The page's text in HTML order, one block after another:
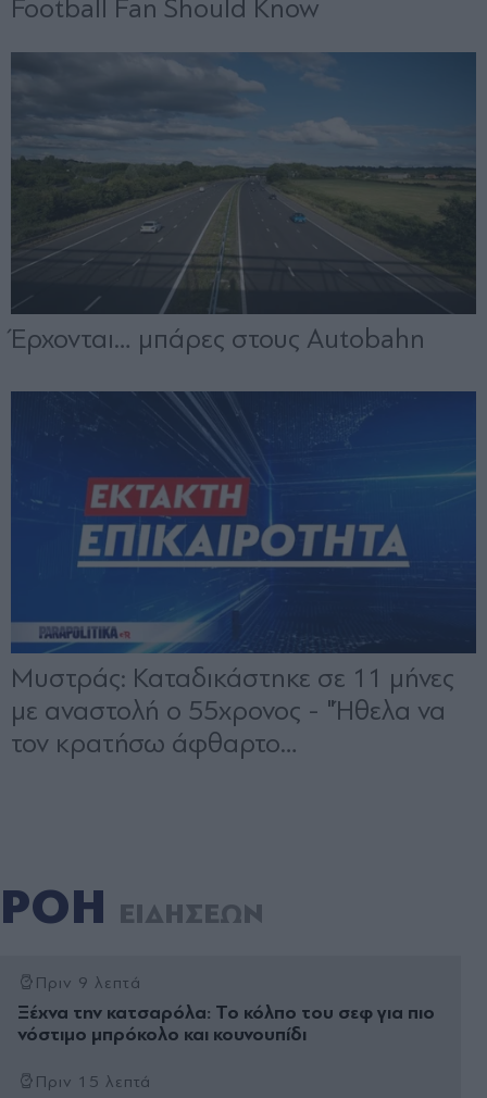
ΡΟΗ ΕΙΔΗΣΕΩΝ
Πριν 9 λεπτά
Ξέχνα την κατσαρόλα: Το κόλπο του σεφ για πιο
νόστιμο μπρόκολο και κουνουπίδι
Πριν 15 λεπτά